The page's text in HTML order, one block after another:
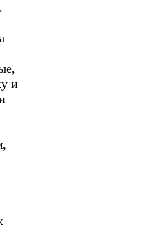
и